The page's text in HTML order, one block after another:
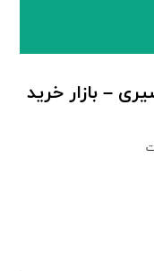
– بازار خرید